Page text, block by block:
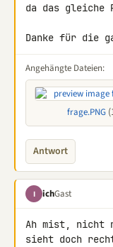
da das gleiche
Danke für die
Angehängte Dateien:
frage.PNG
Antwort
I ichGast
Ah mist, nicht
sieht doch